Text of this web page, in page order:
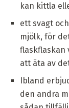
kan kittla
ett svagt
mjölk, för
flaskflaskan
att äta av
Ibland
den andra